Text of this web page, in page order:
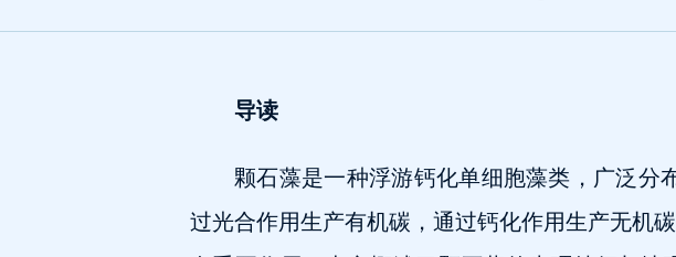
导读
颗石藻是一种浮游钙化单细胞藻类，广泛
过光合作用生产有机碳，通过钙化作用生产无机